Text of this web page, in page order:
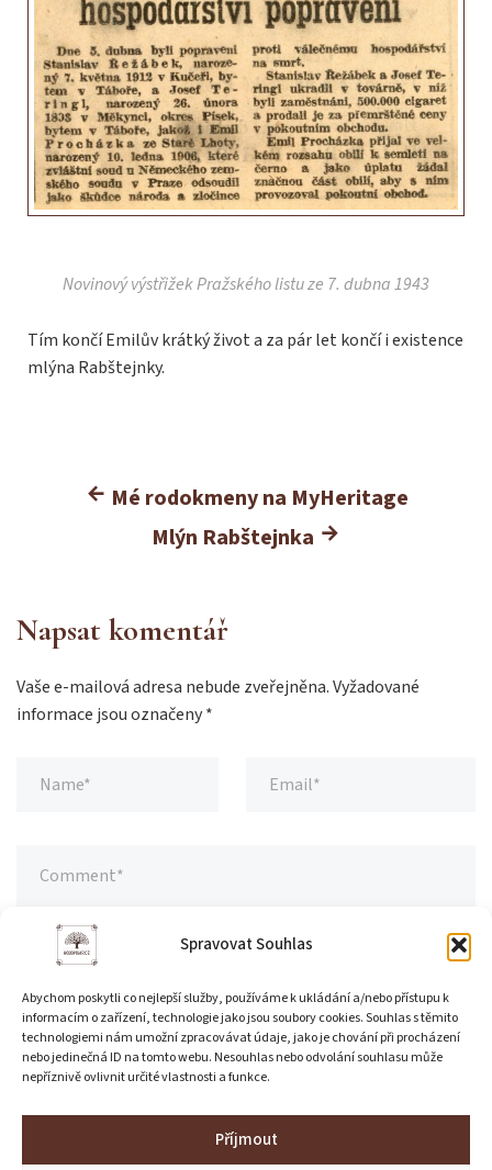
Spravovat Souhlas
Abychom poskytli co nejlepší služby, používáme k ukládání a/nebo přístupu k
informacím o zařízení, technologie jako jsou soubory cookies. Souhlas s těmito
technologiemi nám umožní zpracovávat údaje, jako je chování při procházení
nebo jedinečná ID na tomto webu. Nesouhlas nebo odvolání souhlasu může
nepříznivě ovlivnit určité vlastnosti a funkce.
Příjmout
Novinový výstřižek Pražského listu ze 7. dubna 1943
Tím končí Emilův krátký život a za pár let končí i existence
mlýna Rabštejnky.
Mé rodokmeny na MyHeritage
Mlýn Rabštejnka
Napsat komentář
Vaše e-mailová adresa nebude zveřejněna.Vyžadované
informace jsou označeny*